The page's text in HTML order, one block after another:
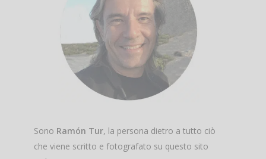
Sono Ramón Tur, la persona dietro a tutto ciò
che viene scritto e fotografato su questo sito